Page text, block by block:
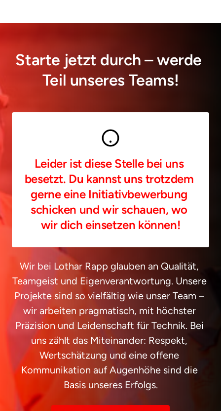
Starte jetzt durch – werde
Teil unseres Teams!
Leider ist diese Stelle bei uns
besetzt. Du kannst uns trotzdem
gerne eine Initiativbewerbung
schicken und wir schauen, wo
wir dich einsetzen können!
Wir bei Lothar Rapp glauben an Qualität,
Teamgeist und Eigenverantwortung. Unsere
Projekte sind so vielfältig wie unser Team –
wir arbeiten pragmatisch, mit höchster
Präzision und Leidenschaft für Technik. Bei
uns zählt das Miteinander: Respekt,
Wertschätzung und eine offene
Kommunikation auf Augenhöhe sind die
Basis unseres Erfolgs.